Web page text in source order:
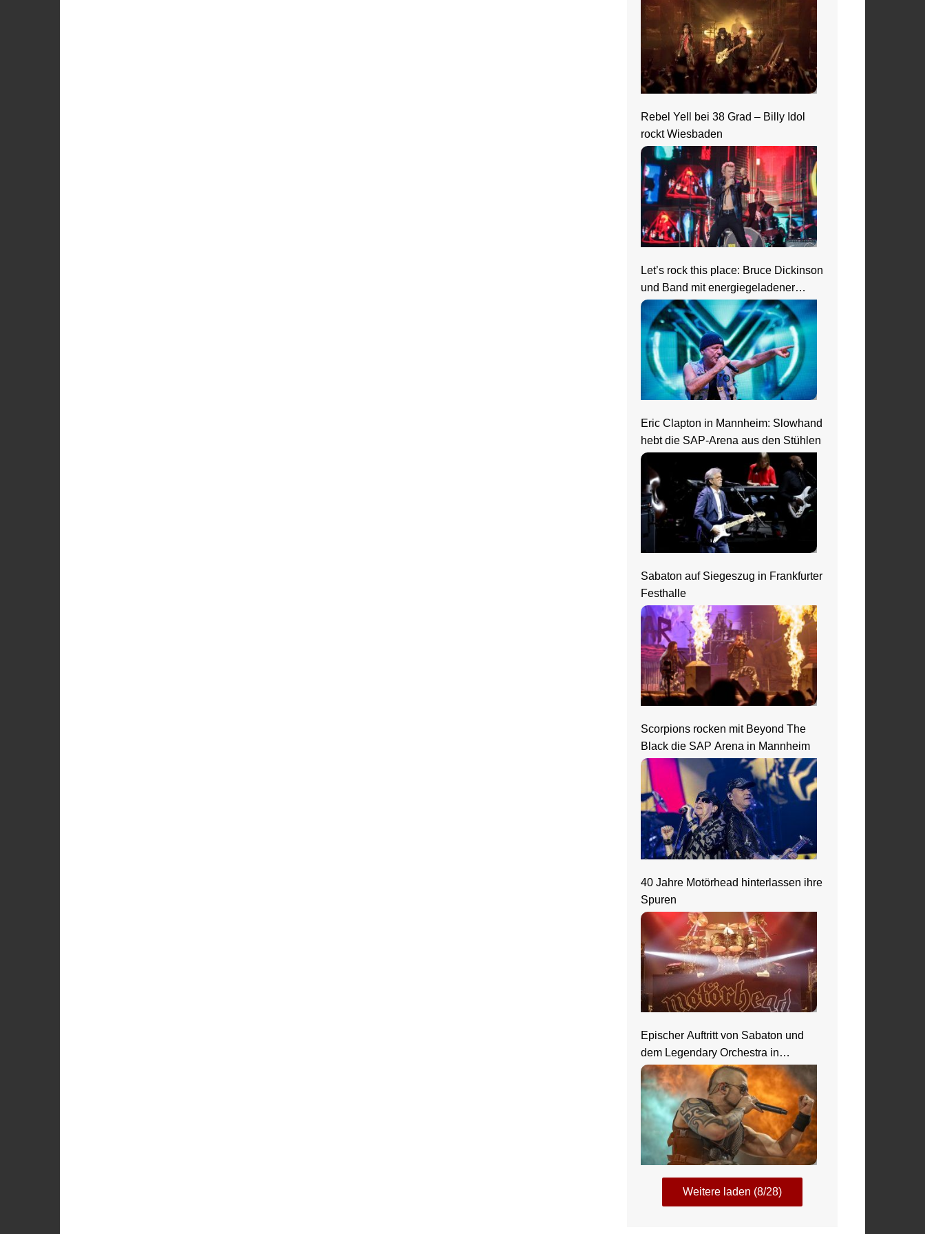
Rebel Yell bei 38 Grad – Billy Idol
rockt Wiesbaden
Let’s rock this place: Bruce Dickinson
und Band mit energiegeladener
Show beim Zeltfestival Rhein-Neckar
Eric Clapton in Mannheim: Slowhand
hebt die SAP-Arena aus den Stühlen
Sabaton auf Siegeszug in Frankfurter
Festhalle
Scorpions rocken mit Beyond The
Black die SAP Arena in Mannheim
40 Jahre Motörhead hinterlassen ihre
Spuren
Epischer Auftritt von Sabaton und
dem Legendary Orchestra in
Frankfurt
Weitere laden (8/28)